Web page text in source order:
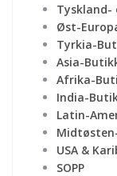
Tyskland-
Øst-
Tyrkia-
Asia-
Afrika-
India-
Latin-
USA &
SOPP